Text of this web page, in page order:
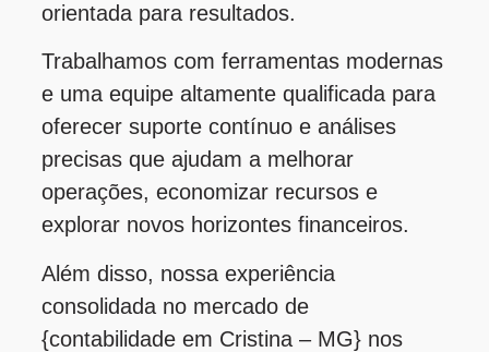
orientada para resultados.
Trabalhamos com ferramentas modernas
e uma equipe altamente qualificada para
oferecer suporte contínuo e análises
precisas que ajudam a melhorar
operações, economizar recursos e
explorar novos horizontes financeiros.
Além disso, nossa experiência
consolidada no mercado de
{contabilidade em Cristina – MG} nos